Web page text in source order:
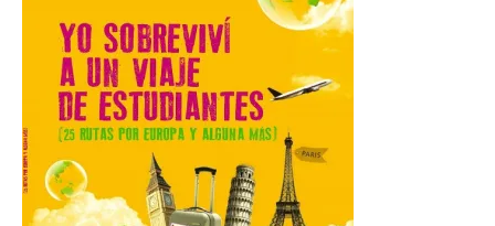
agosto de 2026 en el
Recinto Ferial de Asturias Luis Adaro de
Gijón. El Recinto Ferial Luis Adaro de
Gijón/Xixón acoge […]
La Comarca de las Cinco
Villas, un lugar ideal para
ver el eclipse solar